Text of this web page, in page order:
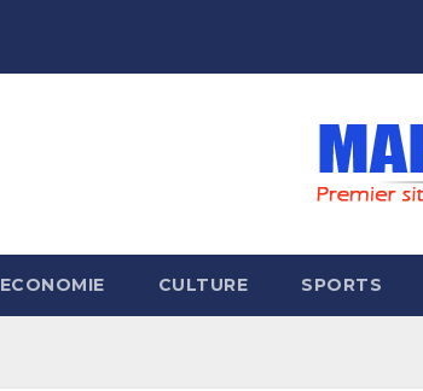
ECONOMIE CULTURE SPORTS